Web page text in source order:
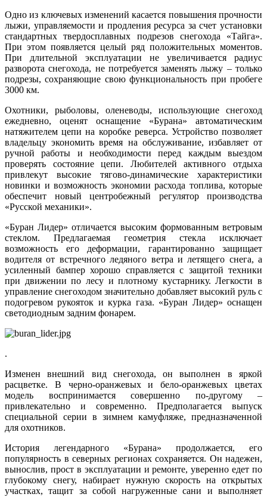
Одно из ключевых изменений касается повышения прочности
лыжи, управляемости и продления ресурса за счет установки
стандартных твердосплавных подрезов снегохода «Тайга».
При этом появляется целый ряд положительных моментов.
При длительной эксплуатации не увеличивается радиус
разворота снегохода, не потребуется заменять лыжу – только
подрезы, сохраняющие свою функциональность при пробеге
3000 км.
Охотники, рыболовы, оленеводы, использующие снегоход
ежедневно, оценят оснащение «Бурана» автоматическим
натяжителем цепи на коробке реверса. Устройство позволяет
владельцу экономить время на обслуживание, избавляет от
ручной работы и необходимости перед каждым выездом
проверять состояние цепи. Любителей активного отдыха
привлекут высокие тягово-динамические характеристики
новинки и возможность экономии расхода топлива, которые
обеспечит новый центробежный регулятор производства
«Русской механики».
«Буран Лидер» отличается высоким формованным ветровым
стеклом. Предлагаемая геометрия стекла исключает
возможность его деформации, гарантированно защищает
водителя от встречного ледяного ветра и летящего снега, а
усиленный бампер хорошо справляется с защитой техники
при движении по лесу и плотному кустарнику. Легкости в
управление снегоходом значительно добавляет высокий руль с
подогревом рукояток и курка газа. «Буран Лидер» оснащен
светодиодным задним фонарем.
.
Изменен внешний вид снегохода, он выполнен в яркой
расцветке. В черно-оранжевых и бело-оранжевых цветах
модель воспринимается совершенно по-другому –
привлекательно и современно. Предполагается выпуск
специальной серии в зимнем камуфляже, предназначенной
для охотников.
История легендарного «Бурана» продолжается, его
популярность в северных регионах сохраняется. Он надежен,
вынослив, прост в эксплуатации и ремонте, уверенно едет по
глубокому снегу, набирает нужную скорость на открытых
участках, тащит за собой нагруженные сани и выполняет